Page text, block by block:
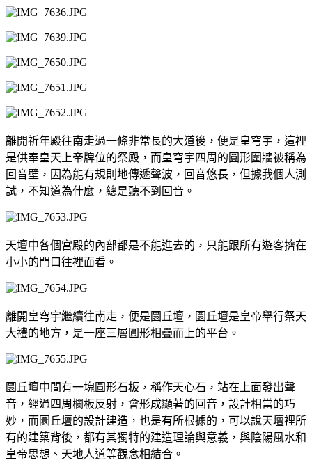
離開祈年殿往南走過一條非常長的大道後，便是皇穹宇，這裡
是供奉皇天上帝牌位的祭殿，而皇穹宇四周的圓形圍牆被稱為
回音壁，因為能有規則地傳遞聲波，回音悠長，但據我個人測
試，不知道為什麼，總是聽不到回音。
天壇中各個宮殿的內部都是不能進去的，只能跟所有遊客擠在
小小的門口往裡面看。
離開皇穹宇繼續往南走，便是圜丘壇，圜丘壇是皇帝舉行祭天
大禮的地方，是一座三層圓形相疊而上的平台。
圜丘壇中間有一塊圓形石板，稱作天心石，站在上面發出聲
音，經過四周欄板反射，會形成顯著的回音，設計相當的巧
妙，而圜丘壇的設計建造，也是有所根據的，可以說天壇裡所
有的建築背後，都有其獨特的建造理論與意義，與陰陽風水和
皇帝思想、天地人道等觀念相結合。